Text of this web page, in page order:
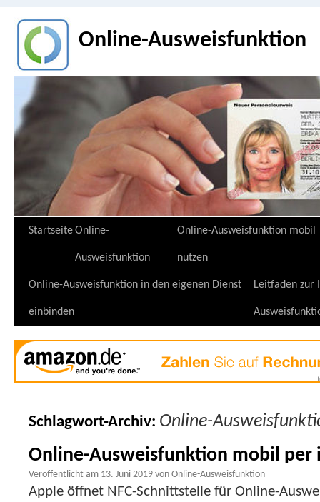
Online-Ausweisfunktion
Zum
springen
StartseiteOnline-
Ausweisfunktion
Online-Ausweisfunktion mobil
nutzen
Online-Ausweisfunktion in den eigenen Dienst
einbinden
Leitfaden zur
Schlagwort-Archiv: Online-
Online-Ausweisfunktion mobil per
Veröffentlicht am 13. Juni 2019 von Online-Ausweisfunktion
Apple öffnet NFC-Schnittstelle für Online-